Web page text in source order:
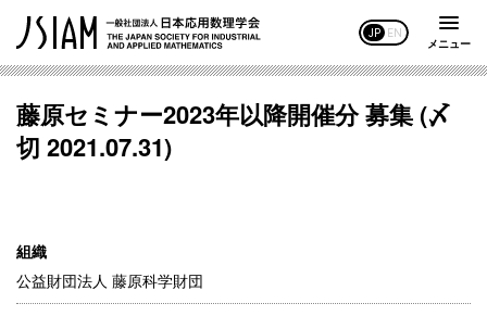
JP EN
メニュー
藤原セミナー2023年以降開催分 募集 (〆
切 2021.07.31)
組織
公益財団法人 藤原科学財団